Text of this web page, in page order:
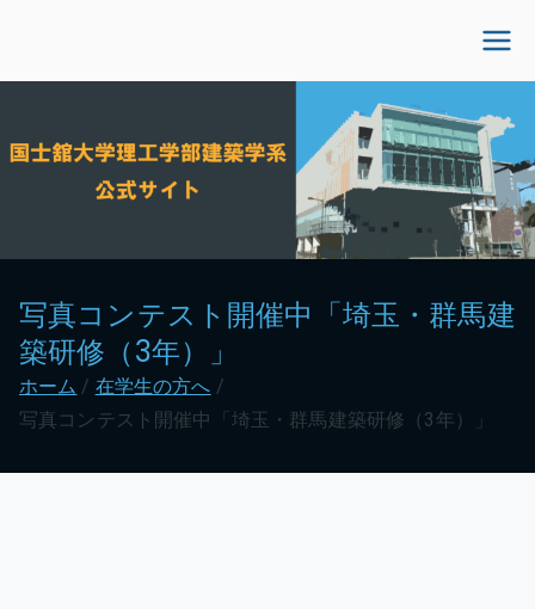
を
キ
国士舘大学理工学部建
築学系公式サイト
写真コンテスト開催中「埼玉・群馬建
築研修（3年）」
ホーム
在学生の方へ
写真コンテスト開催中「埼玉・群馬建築研修（3年）」